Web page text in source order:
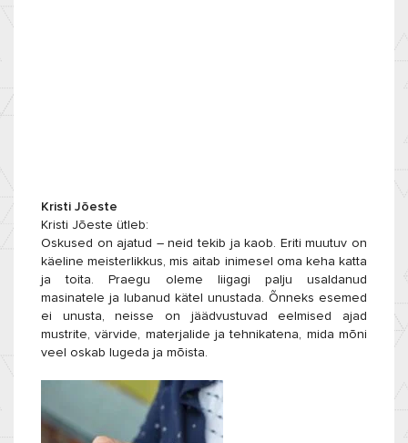
Kristi Jõeste
Kristi Jõeste ütleb:
Oskused on ajatud – neid tekib ja kaob. Eriti muutuv on
käeline meisterlikkus, mis aitab inimesel oma keha katta
ja toita. Praegu oleme liigagi palju usaldanud
masinatele ja lubanud kätel unustada. Õnneks esemed
ei unusta, neisse on jäädvustuvad eelmised ajad
mustrite, värvide, materjalide ja tehnikatena, mida mõni
veel oskab lugeda ja mõista.